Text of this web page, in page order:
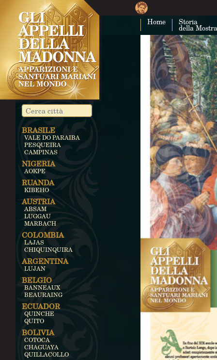
Home Storia
della Mostra
BRASILE
VALE DO PARAIBA
PESQUEIRA
CAMPINAS
NIGERIA
AOKPE
RUANDA
KIBEHO
AUSTRIA
ABSAM
LUGGAU
MARBACH
COLOMBIA
LAJAS
CHIQUINQUIRA
ARGENTINA
LUJAN
BELGIO
BANNEAUX
BEAURAING
ECUADOR
QUINCHE
QUITO
BOLIVIA
COTOCA
CHAGUAYA
QUILLACOLLO